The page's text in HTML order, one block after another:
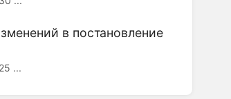
в постановление
...